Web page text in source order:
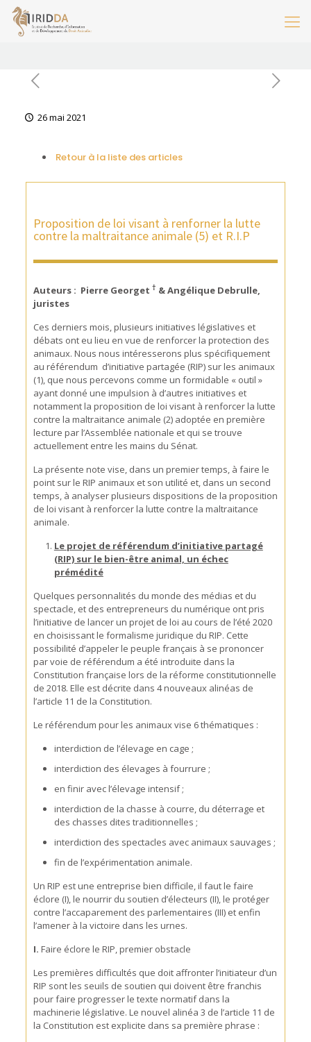
26 mai 2021
Retour à la liste des articles
Proposition de loi visant à renforner la lutte
contre la maltraitance animale (5) et R.I.P
Auteurs : Pierre Georget † & Angélique Debrulle,
juristes
Ces derniers mois, plusieurs initiatives législatives et
débats ont eu lieu en vue de renforcer la protection des
animaux. Nous nous intéresserons plus spécifiquement
au référendum d’initiative partagée (RIP) sur les animaux
(1), que nous percevons comme un formidable « outil »
ayant donné une impulsion à d’autres initiatives et
notamment la proposition de loi visant à renforcer la lutte
contre la maltraitance animale (2) adoptée en première
lecture par l’Assemblée nationale et qui se trouve
actuellement entre les mains du Sénat.
La présente note vise, dans un premier temps, à faire le
point sur le RIP animaux et son utilité et, dans un second
temps, à analyser plusieurs dispositions de la proposition
de loi visant à renforcer la lutte contre la maltraitance
animale.
Le projet de référendum d’initiative partagé
(RIP) sur le bien-être animal, un échec
prémédité
Quelques personnalités du monde des médias et du
spectacle, et des entrepreneurs du numérique ont pris
l’initiative de lancer un projet de loi au cours de l’été 2020
en choisissant le formalisme juridique du RIP. Cette
possibilité d’appeler le peuple français à se prononcer
par voie de référendum a été introduite dans la
Constitution française lors de la réforme constitutionnelle
de 2018. Elle est décrite dans 4 nouveaux alinéas de
l’article 11 de la Constitution.
Le référendum pour les animaux vise 6 thématiques :
interdiction de l’élevage en cage ;
interdiction des élevages à fourrure ;
en finir avec l’élevage intensif ;
interdiction de la chasse à courre, du déterrage et
des chasses dites traditionnelles ;
interdiction des spectacles avec animaux sauvages ;
fin de l’expérimentation animale.
Un RIP est une entreprise bien difficile, il faut le faire
éclore (I), le nourrir du soutien d’électeurs (II), le protéger
contre l’accaparement des parlementaires (III) et enfin
l’amener à la victoire dans les urnes.
I. Faire éclore le RIP, premier obstacle
Les premières difficultés que doit affronter l’initiateur d’un
RIP sont les seuils de soutien qui doivent être franchis
pour faire progresser le texte normatif dans la
machinerie législative. Le nouvel alinéa 3 de l’article 11 de
la Constitution est explicite dans sa première phrase :